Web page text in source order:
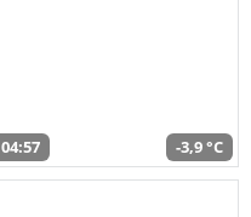
04:57 -3,9 °C